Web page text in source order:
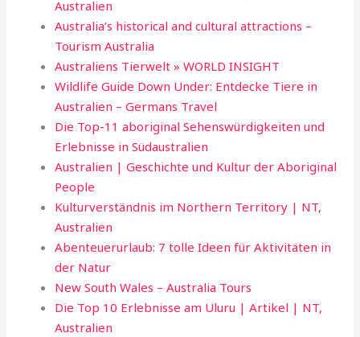
Australien
Australia’s historical and cultural attractions –
Tourism Australia
Australiens Tierwelt » WORLD INSIGHT
Wildlife Guide Down Under: Entdecke Tiere in
Australien – Germans Travel
Die Top-11 aboriginal Sehenswürdigkeiten und
Erlebnisse in Südaustralien
Australien | Geschichte und Kultur der Aboriginal
People
Kulturverständnis im Northern Territory | NT,
Australien
Abenteuerurlaub: 7 tolle Ideen für Aktivitäten in
der Natur
New South Wales – Australia Tours
​​Die Top 10 Erlebnisse am Uluru | Artikel | NT,
Australien